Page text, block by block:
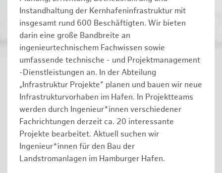
Instandhaltung der Kernhafeninfrastruktur mit
insgesamt rund 600 Beschäftigten. Wir bieten
darin eine große Bandbreite an
ingenieurtechnischem Fachwissen sowie
umfassende technische - und Projektmanagement
-Dienstleistungen an. In der Abteilung
„Infrastruktur Projekte“ planen und bauen wir neue
Infrastrukturvorhaben im Hafen. In Projektteams
werden durch Ingenieur*innen verschiedener
Fachrichtungen derzeit ca. 20 interessante
Projekte bearbeitet. Aktuell suchen wir
Ingenieur*innen für den Bau der
Landstromanlagen im Hamburger Hafen.